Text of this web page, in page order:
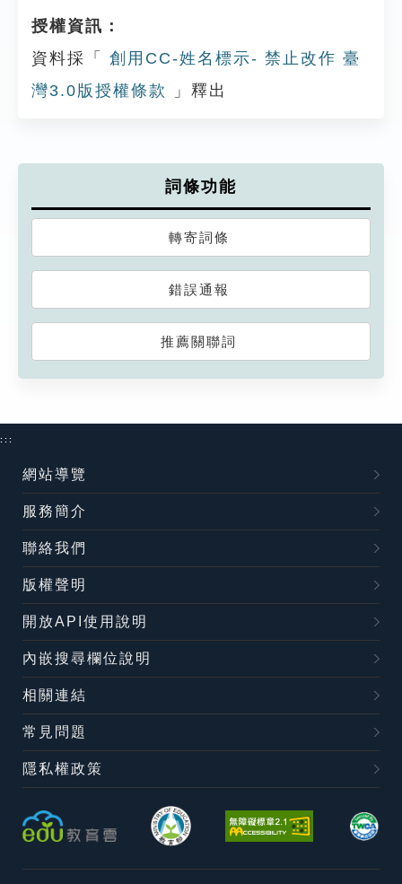
授權資訊：
資料採「
創用CC-姓名標示- 禁止改作 臺
灣3.0版授權條款
」釋出
詞條功能
轉寄詞條
錯誤通報
推薦關聯詞
:::
網站導覽
服務簡介
聯絡我們
版權聲明
開放API使用說明
內嵌搜尋欄位說明
相關連結
常見問題
隱私權政策